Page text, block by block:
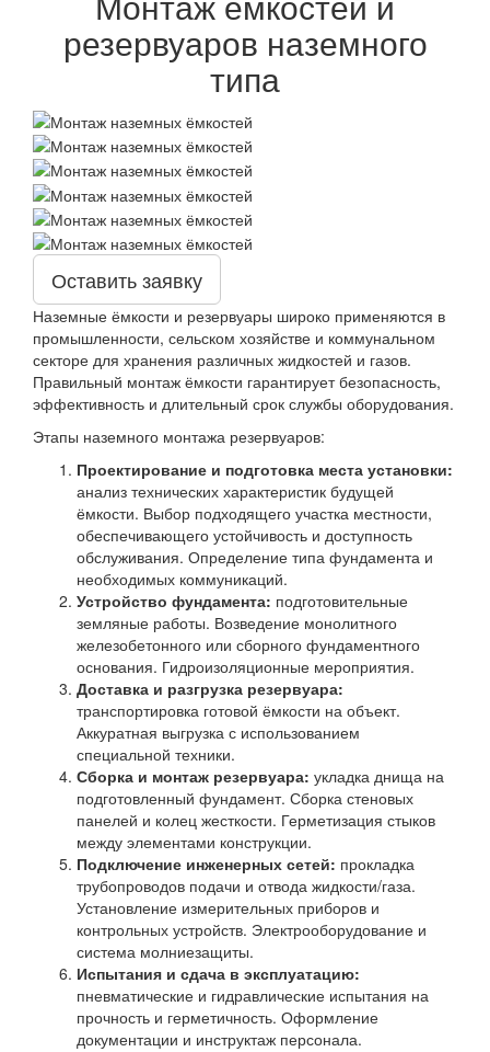
резервуаров наземного
типа
Оставить заявку
Наземные ёмкости и резервуары широко применяются в
промышленности, сельском хозяйстве и коммунальном
секторе для хранения различных жидкостей и газов.
Правильный монтаж ёмкости гарантирует безопасность,
эффективность и длительный срок службы оборудования.
Этапы наземного монтажа резервуаров:
Проектирование и подготовка места установки:
анализ технических характеристик будущей
ёмкости. Выбор подходящего участка местности,
обеспечивающего устойчивость и доступность
обслуживания. Определение типа фундамента и
необходимых коммуникаций.
Устройство фундамента: подготовительные
земляные работы. Возведение монолитного
железобетонного или сборного фундаментного
основания. Гидроизоляционные мероприятия.
Доставка и разгрузка резервуара:
транспортировка готовой ёмкости на объект.
Аккуратная выгрузка с использованием
специальной техники.
Сборка и монтаж резервуара: укладка днища на
подготовленный фундамент. Сборка стеновых
панелей и колец жесткости. Герметизация стыков
между элементами конструкции.
Подключение инженерных сетей: прокладка
трубопроводов подачи и отвода жидкости/газа.
Установление измерительных приборов и
контрольных устройств. Электрооборудование и
система молниезащиты.
Испытания и сдача в эксплуатацию:
пневматические и гидравлические испытания на
прочность и герметичность. Оформление
документации и инструктаж персонала.